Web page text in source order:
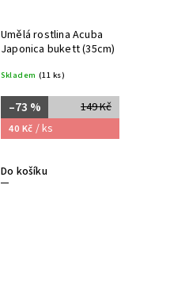
Umělá rostlina Acuba
Japonica bukett (35cm)
Skladem (11 ks)
149 Kč
–73 %
40 Kč / ks
Do košíku